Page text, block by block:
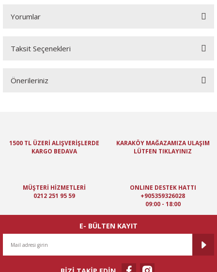
Yorumlar
Taksit Seçenekleri
Önerileriniz
Ürün resmi kalitesiz, bozuk veya görüntülenemiyor.
Ürün bilgilerinde hatalar bulunuyor.
Ürün fiyatı diğer sitelerden daha pahalı.
1500 TL ÜZERİ ALIŞVERİŞLERDE
KARGO BEDAVA
KARAKÖY MAĞAZAMIZA ULAŞIM
LÜTFEN TIKLAYINIZ
MÜŞTERİ HİZMETLERİ
0212 251 95 59
ONLINE DESTEK HATTI
+905359326028
09:00 - 18:00
E- BÜLTEN KAYIT